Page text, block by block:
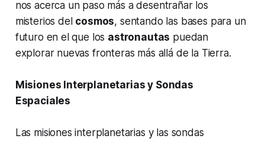
nos acerca un paso más a desentrañar los
misterios del cosmos, sentando las bases para un
futuro en el que los astronautas puedan
explorar nuevas fronteras más allá de la Tierra.
Misiones Interplanetarias y Sondas
Espaciales
Las misiones interplanetarias y las sondas